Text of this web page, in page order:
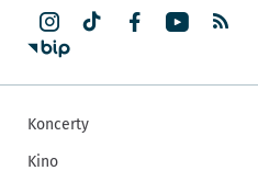
Koncerty
Kino